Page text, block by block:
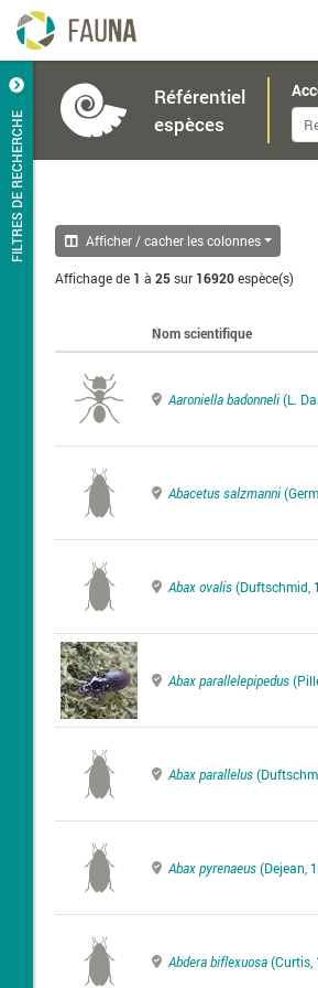
FILTRES DE RECHERCHE
Référentiel
espèces
Afficher / cacher les colonnes
Affichage de 1 à 25sur 16920espèce(s)
Nom scientifique
Aaroniella badonneli(L.
Abacetus salzmanni
Abax ovalis(Duftschmid,
Abax parallelepipedus
Abax parallelus
Abax pyrenaeus(Dejean,
Abdera biflexuosa(Curtis,